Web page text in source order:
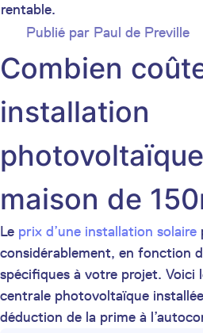
rentable.
Publié par Paul de Preville
Combien
installation
maison de
Le prix d’une installation solaire
considérablement, en fonction
spécifiques à votre projet. Voici
centrale photovoltaïque
déduction de la prime à